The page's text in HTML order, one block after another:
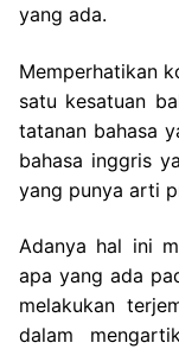
yang ada.
Memperhatikan
satu kesatuan
tatanan bahasa
bahasa inggris
yang punya arti
Adanya hal ini
apa yang ada
melakukan
dalam